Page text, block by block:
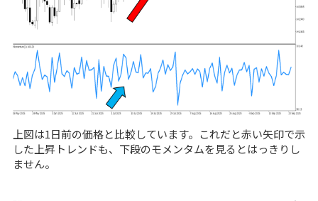
上図は1日前の価格と比較しています。これだと赤い矢印で示
した上昇トレンドも、下段のモメンタムを見るとはっきりし
ません。